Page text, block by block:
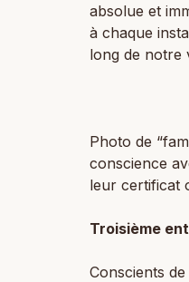
absolue et
à chaque
long de notre
Photo de
conscience
leur certificat
Troisième
Conscients